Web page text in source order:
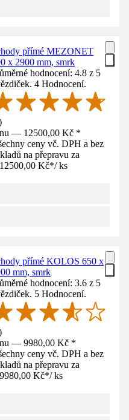
přímé MEZONET
x 2900 mm, smrk
hodnocení: 4.8 z 5
4 Hodnocení.
— 12500,00 Kč *
ceny vč. DPH a bez
na přepravu za
12500,00 Kč*/ ks
přímé KOLOS 650 x
mm, smrk
hodnocení: 3.6 z 5
5 Hodnocení.
— 9980,00 Kč *
ceny vč. DPH a bez
na přepravu za
9980,00 Kč*/ ks